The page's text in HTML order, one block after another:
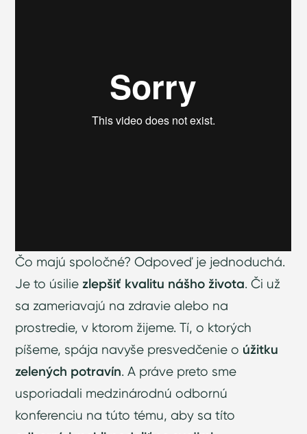
Čo majú spoločné? Odpoveď je jednoduchá.
Je to úsiliezlepšiť kvalitu nášho života. Či už
sa zameriavajú na zdravie alebo na
prostredie, v ktorom žijeme. Tí, o ktorých
píšeme, spája navyše presvedčenie o úžitku
zelených potravín. A práve preto sme
usporiadali medzinárodnú odbornú
konferenciu na túto tému, aby sa títo